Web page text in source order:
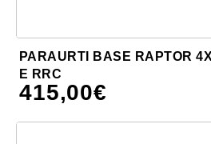
PARAURTI BASE RAPTOR
E RRC
415,00€